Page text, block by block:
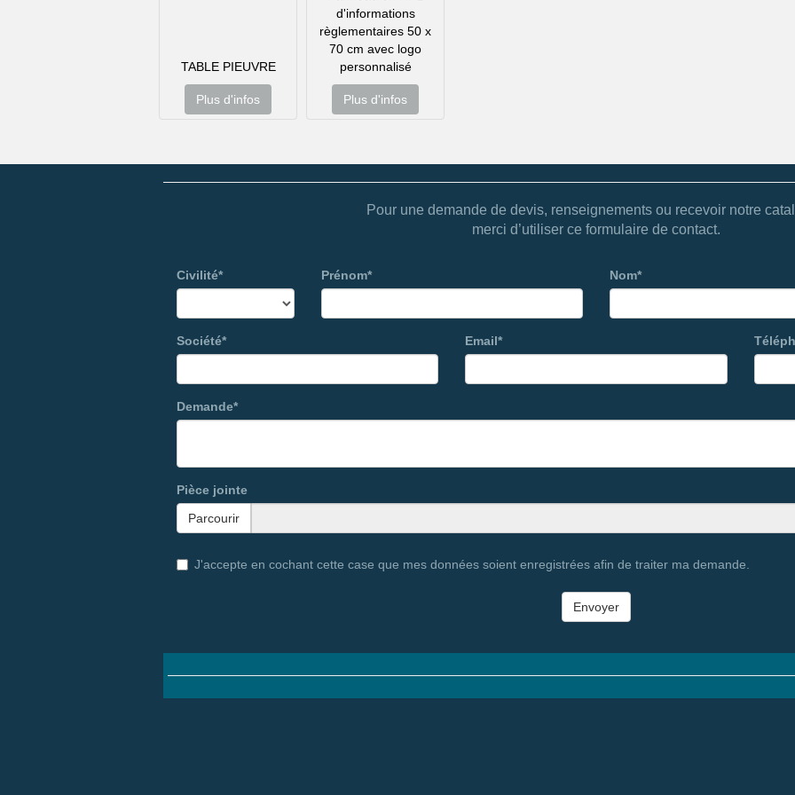
TABLE PIEUVRE
Plus d'infos
d'informations
règlementaires 50 x
70 cm avec logo
personnalisé
Plus d'infos
Pour une demande de devis, renseignements ou recevoir notre
merci d’utiliser ce formulaire de contact.
Civilité* Prénom* Nom*
Société* Email*
Demande*
Pièce jointe
Parcourir
J'accepte en cochant cette case que mes données soient enregistrées afin de traiter ma demande.
Envoyer